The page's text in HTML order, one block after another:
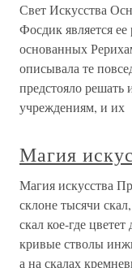
Свет Искусства
Фосдик является
основанных
описывала те
предстояло решать
учреждениям, и их
Магия
Магия искусства
склоне тысячи
скал кое-где
кривые стволы
а на скалах